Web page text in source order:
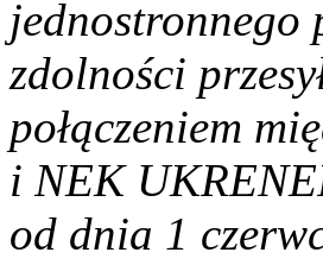
jednostronnego
zdolności
połączeniem
i NEK
od dnia 1